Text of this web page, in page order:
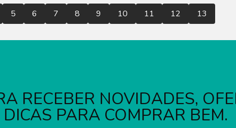
5 6 7 8 9 10 11 12 13
RECEBER NOVIDADES,
DICAS PARA COMPRAR BEM.